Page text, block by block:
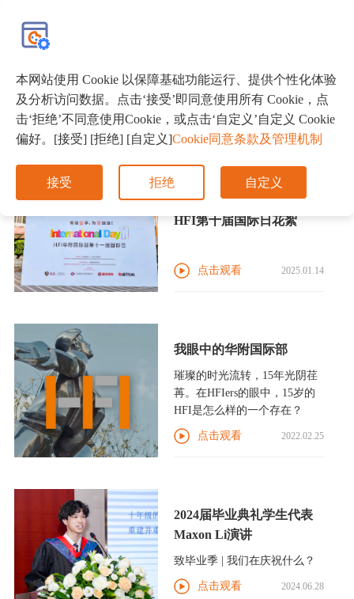
全部 学长学姐带你飞 国际教育
毕业生分享 学生活动
HFI第十届国际日花絮
点击观看 2025.01.14
我眼中的华附国际部
璀璨的时光流转，15年光阴荏
苒。在HFIers的眼中，15岁的
HFI是怎么样的一个存在？
点击观看 2022.02.25
2024届毕业典礼学生代表
Maxon Li演讲
致毕业季 | 我们在庆祝什么？
点击观看 2024.06.28
本网站使用 Cookie 以保障基础功能运行、提供个性化体验
及分析访问数据。点击‘接受’即同意使用所有 Cookie，点
击‘拒绝’不同意使用Cookie，或点击‘自定义’自定义 Cookie
偏好。[接受] [拒绝] [自定义]Cookie同意条款及管理机制
接受 拒绝 自定义